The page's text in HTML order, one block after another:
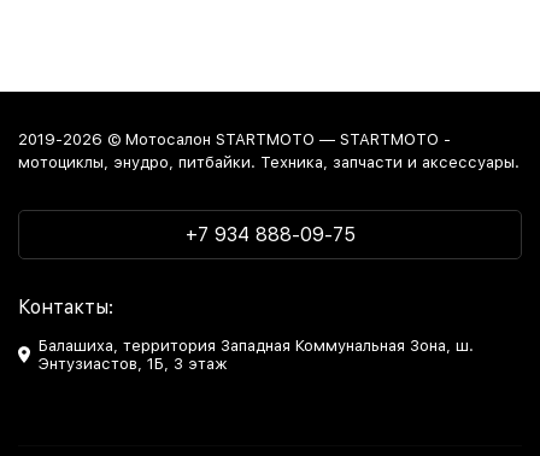
2019-2026 © Мотосалон STARTMOTO — STARTMOTO -
мотоциклы, энудро, питбайки. Техника, запчасти и аксессуары.
+7 934 888-09-75
Контакты:
Балашиха, территория Западная Коммунальная Зона, ш.
Энтузиастов, 1Б, 3 этаж